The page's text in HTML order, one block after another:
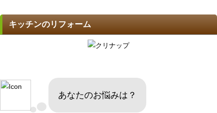
キッチンのリフォーム
あなたのお悩みは？